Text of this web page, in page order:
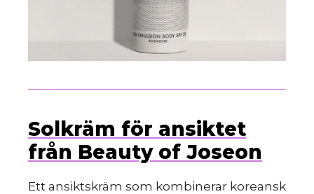
Solkräm för ansiktet
från Beauty of Joseon
Ett ansiktskräm som kombinerar koreansk